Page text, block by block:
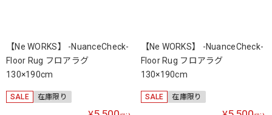
【Ne WORKS】 -NuanceCheck-
Floor Rug フロアラグ
130×190cm
SALE 在庫限り
【Ne WORKS】 -NuanceCheck-
Floor Rug フロアラグ
130×190cm
SALE 在庫限り